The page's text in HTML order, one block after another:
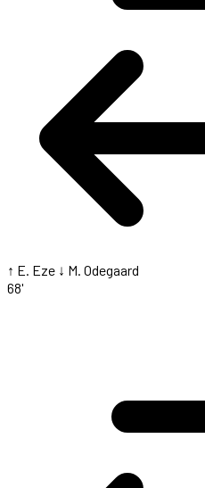
↑ E. Eze ↓ M. Odegaard
68'